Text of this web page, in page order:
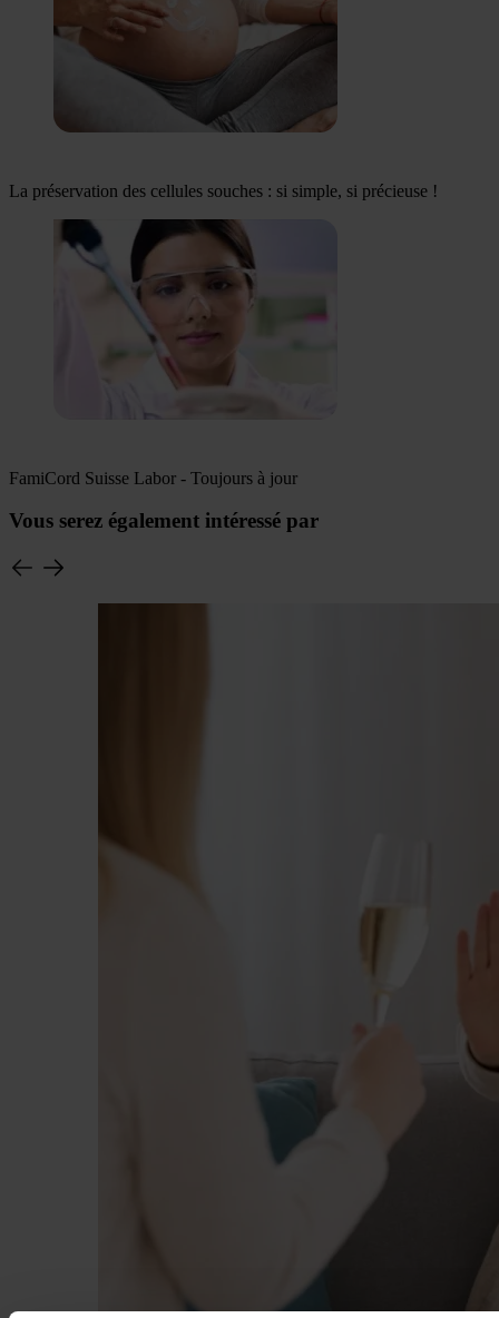
La préservation des cellules souches : si simple, si précieuse !
FamiCord Suisse Labor - Toujours à jour
Vous serez également intéressé par